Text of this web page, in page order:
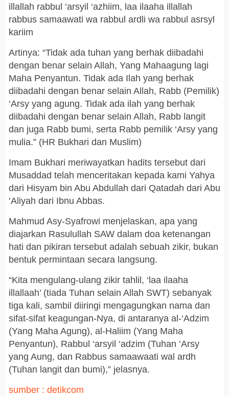
illallah rabbul ‘arsyil ‘azhiim, laa ilaaha illallah
rabbus samaawati wa rabbul ardli wa rabbul asrsyl
kariim
Artinya: “Tidak ada tuhan yang berhak diibadahi
dengan benar selain Allah, Yang Mahaagung lagi
Maha Penyantun. Tidak ada Ilah yang berhak
diibadahi dengan benar selain Allah, Rabb (Pemilik)
‘Arsy yang agung. Tidak ada ilah yang berhak
diibadahi dengan benar selain Allah, Rabb langit
dan juga Rabb bumi, serta Rabb pemilik ‘Arsy yang
mulia.” (HR Bukhari dan Muslim)
Imam Bukhari meriwayatkan hadits tersebut dari
Musaddad telah menceritakan kepada kami Yahya
dari Hisyam bin Abu Abdullah dari Qatadah dari Abu
‘Aliyah dari Ibnu Abbas.
Mahmud Asy-Syafrowi menjelaskan, apa yang
diajarkan Rasulullah SAW dalam doa ketenangan
hati dan pikiran tersebut adalah sebuah zikir, bukan
bentuk permintaan secara langsung.
“Kita mengulang-ulang zikir tahlil, ‘laa ilaaha
illallaah’ (tiada Tuhan selain Allah SWT) sebanyak
tiga kali, sambil diiringi mengagungkan nama dan
sifat-sifat keagungan-Nya, di antaranya al-‘Adzim
(Yang Maha Agung), al-Haliim (Yang Maha
Penyantun), Rabbul ‘arsyil ‘adzim (Tuhan ‘Arsy
yang Aung, dan Rabbus samaawaati wal ardh
(Tuhan langit dan bumi),” jelasnya.
sumber : detikcom